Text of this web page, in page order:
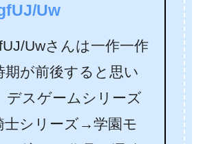
Uw
Uwさんは一作一作
期が前後すると思い
デスゲームシリーズ
士シリーズ→学園モ